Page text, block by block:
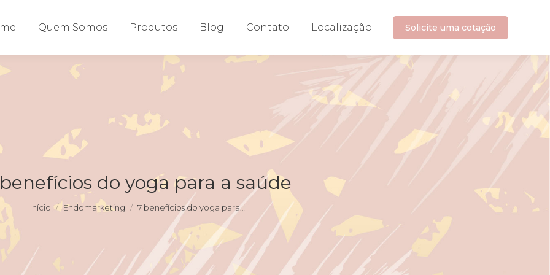
Quem Somos Produtos Blog Contato Localização Solicite uma cotação
do yoga para a saúde
Você está aqui:
Início Endomarketing 7 benefícios do yoga para…